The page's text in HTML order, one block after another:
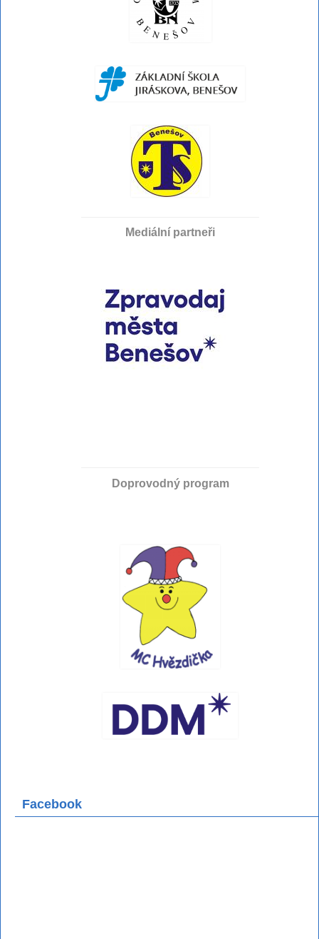
Mediální partneři
Doprovodný program
Facebook